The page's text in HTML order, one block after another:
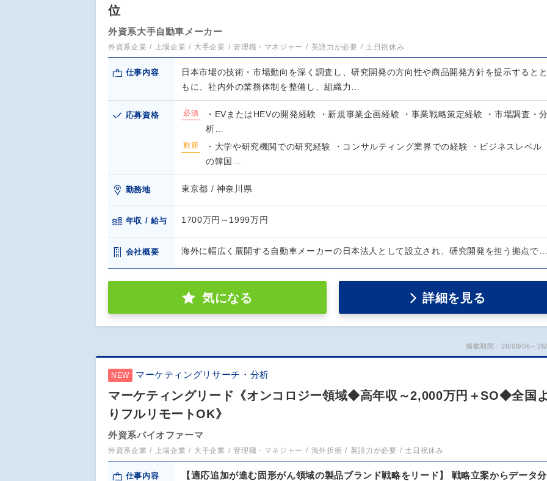
位
外資系大手自動車メーカー
外資系企業 上場企業 大手企業 管理職・マネジャー 英語力が必要 土日祝休み
仕事内容
日本市場の技術・市場動向を深く調査し、研究開発の方向性や商品開発方針を提示すると
もに、社内外の業務体制を整備し、組織力…
応募資格 必須
・EVまたはHEVの開発経験 ・新規事業企画経験 ・事業戦略策定経験 ・市場調査・
析…
歓迎
・大学や研究機関での研究経験 ・コンサルティング業界での経験 ・ビジネスレベル
の韓国…
勤務地 東京都 / 神奈川県
年収 / 給与 1700万円～1999万円
会社概要 海外に幅広く展開する自動車メーカーの日本法人として設立され、研究開発を担う拠点で
気になる 詳細を見る
掲載期間：26/08/06～
NEW マーケティングリサーチ・分析
マーケティングリード《オンコロジー領域◆高年収～2,000万円＋SO◆全国
りフルリモートOK》
外資系バイオファーマ
外資系企業 上場企業 大手企業 管理職・マネジャー 海外折衝 英語力が必要 土日祝休み
仕事内容 【適応追加が進む固形がん領域の製品ブランド戦略をリード】 戦略立案からデータ分